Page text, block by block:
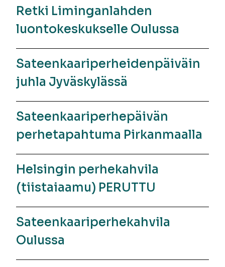
Retki Liminganlahden
luontokeskukselle Oulussa
Sateenkaariperheidenpäiväin
juhla Jyväskylässä
Sateenkaariperhepäivän
perhetapahtuma Pirkanmaalla
Helsingin perhekahvila
(tiistaiaamu) PERUTTU
Sateenkaariperhekahvila
Oulussa